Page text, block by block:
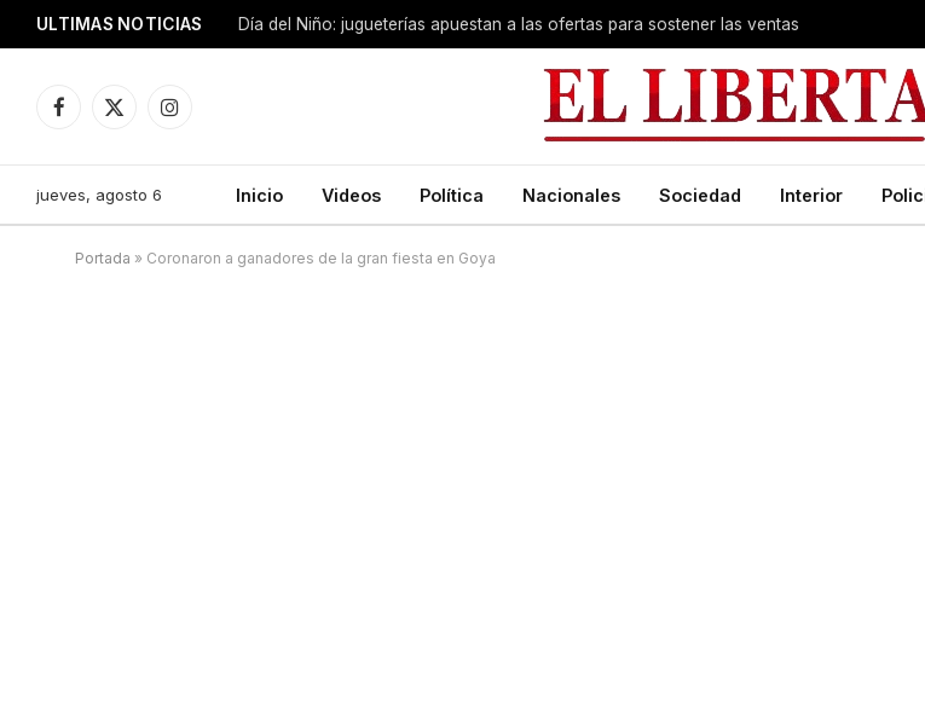
ULTIMAS NOTICIAS Día del Niño: jugueterías apuestan a las ofertas para sostener las ventas
Facebook
X
Instagram
jueves, agosto 6 Inicio Videos Política Nacionales Sociedad Interior
Portada » Coronaron a ganadores de la gran fiesta en Goya